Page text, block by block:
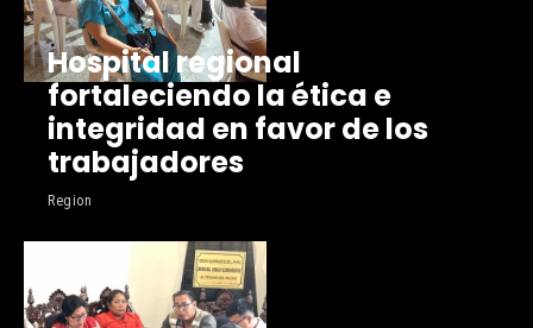
Hospital regional
fortaleciendo la ética e
integridad en favor de los
trabajadores
Region